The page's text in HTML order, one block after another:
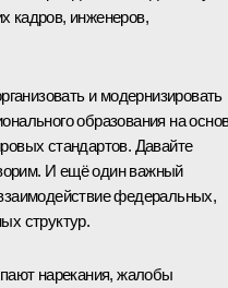
кадров, инженеров,
и модернизировать
образования на
стандартов. Давайте
И ещё один важный
федеральных,
структур.
нарекания, жалобы